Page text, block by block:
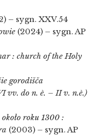
– sygn. XXV.54
(2024) – sygn. AP
: church of the Holy
gorodišča
vv. do n. è. – II v. n.è.)
około roku 1300 :
(2003) – sygn. AP